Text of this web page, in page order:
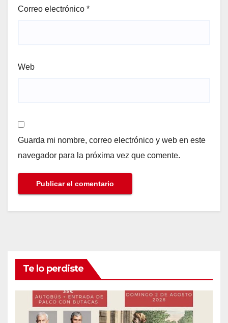
Correo electrónico *
Web
Guarda mi nombre, correo electrónico y web en este
navegador para la próxima vez que comente.
Te lo perdiste